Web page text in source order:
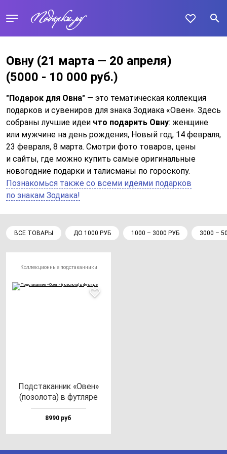
Овну (21 марта — 20 апреля)
(5000 - 10 000 руб.)
"Подарок для Овна" — это тематическая коллекция
подарков и сувениров для знака Зодиака «Овен». Здесь
собраны лучшие идеи что подарить Овну: женщине
или мужчине на день рождения, Новый год, 14 февраля,
23 февраля, 8 марта. Смотри фото товаров, цены
и сайты, где можно купить самые оригинальные
новогодние подарки и талисманы по гороскопу.
Познакомься также со всеми идеями подарков
по знакам Зодиака!
ВСЕ ТОВАРЫ ДО 1000 РУБ 1000 – 3000 РУБ 3000 –
Коллекционные подстаканники
Под­ста­кан­ник «Овен»
(по­зо­ло­та) в фут­ля­ре
8990 руб